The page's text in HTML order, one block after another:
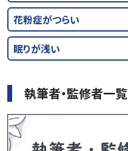
花粉症がつらい
眠りが浅い
執筆者・監修者一覧